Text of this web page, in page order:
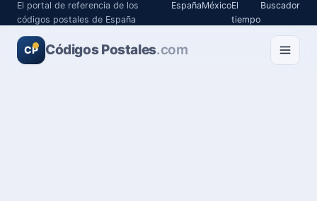
El portal de referencia de los
códigos postales de España
EspañaMéxicoEl
tiempo
Buscador
CP Códigos Postales.com